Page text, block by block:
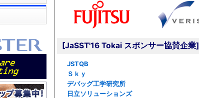
[JaSST'16 Tokai スポンサー協賛企業]
JSTQB
Ｓｋｙ
デバッグ工学研究所
日立ソリューションズ